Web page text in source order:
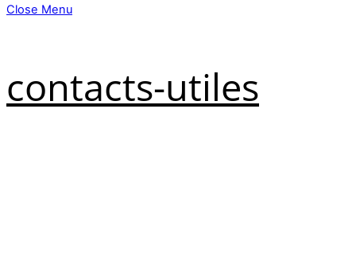
Close Menu
contacts-utiles